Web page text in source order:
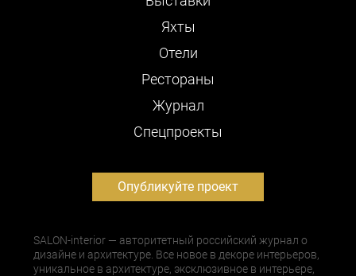
Яхты
Отели
Рестораны
Журнал
Cпецпроекты
Опубликуйте проект
SALON-interior — авторитетный российский журнал о
дизайне и архитектуре. Все новое в декоре интерьеров,
уникальное в архитектуре, эксклюзивное в интерьере,